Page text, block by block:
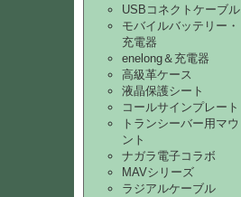
USBコネクトケーブル
モバイルバッテリー・
充電器
enelong＆充電器
高級革ケース
液晶保護シート
コールサインプレート
トランシーバー用マウ
ント
ナガラ電子コラボ
MAVシリーズ
ラジアルケーブル